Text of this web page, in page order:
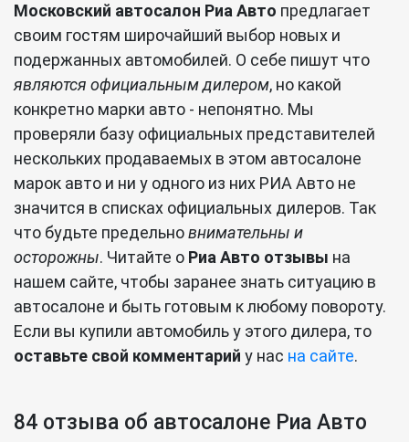
Московский автосалон Риа Авто предлагает
своим гостям широчайший выбор новых и
подержанных автомобилей. О себе пишут что
являются официальным дилером, но какой
конкретно марки авто - непонятно. Мы
проверяли базу официальных представителей
нескольких продаваемых в этом автосалоне
марок авто и ни у одного из них РИА Авто не
значится в списках официальных дилеров. Так
что будьте предельновнимательны и
осторожны. Читайте о Риа Авто отзывы на
нашем сайте, чтобы заранее знать ситуацию в
автосалоне и быть готовым к любому повороту.
Если вы купили автомобиль у этого дилера, то
оставьте свой комментарий у нас на сайте.
84 отзыва об автосалоне Риа Авто